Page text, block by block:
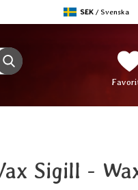
Sverige
,SEK / Svenska
Genomför sökning
Sigill -